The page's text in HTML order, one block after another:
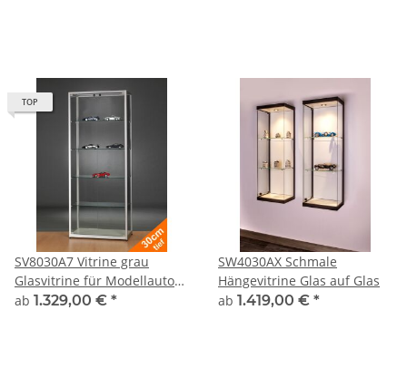
TOP
SV8030A7 Vitrine grau
Glasvitrine für Modellautos
Präsentationsvitrine
ab 1.329,00 € *
SW4030AX Schmale
Hängevitrine Glas auf Glas
ab 1.419,00 € *